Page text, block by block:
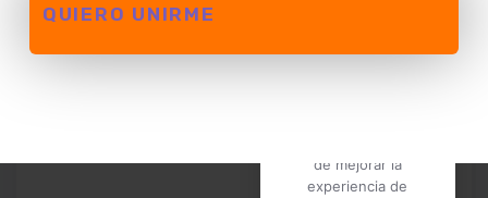
QUIERO UNIRME
de mejorar la
experiencia de